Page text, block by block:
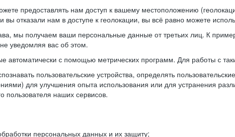
предоставлять нам доступ к вашему местоположению
отказали нам в доступе к геолокации, вы всё равно можете
мы получаем ваши персональные данные от третьих лиц. К
уведомляя вас об этом.
автоматически с помощью метрических программ. Для работы с
пользовательские устройства, определять
для улучшения опыта использования или для устранения
пользователя наших сервисов.
персональных данных и их защиту;